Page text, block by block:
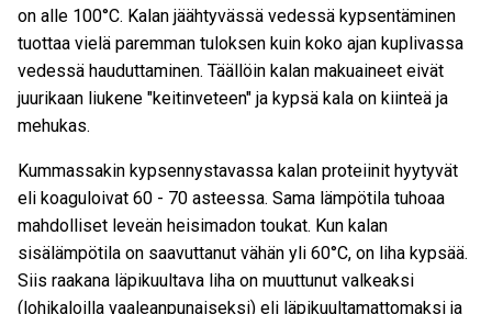
on alle 100°C. Kalan jäähtyvässä vedessä kypsentäminen
tuottaa vielä paremman tuloksen kuin koko ajan kuplivassa
vedessä hauduttaminen. Täällöin kalan makuaineet eivät
juurikaan liukene "keitinveteen" ja kypsä kala on kiinteä ja
mehukas.
Kummassakin kypsennystavassa kalan proteiinit hyytyvät
eli koaguloivat 60 - 70 asteessa. Sama lämpötila tuhoaa
mahdolliset leveän heisimadon toukat. Kun kalan
sisälämpötila on saavuttanut vähän yli 60°C, on liha kypsää.
Siis raakana läpikuultava liha on muuttunut valkeaksi
(lohikaloilla vaaleanpunaiseksi) eli läpikuultamattomaksi ja